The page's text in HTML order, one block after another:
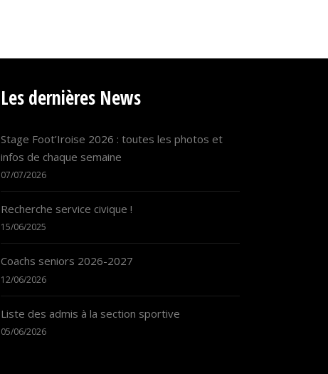
Les dernières News
Stage Foot’Iroise 2026 : toutes les photos et
infos de chaque semaine
07/07/2026
Recherche service civique !
15/06/2025
Coachs seniors 2026-2027
12/06/2026
Liste des admis à la section sportive
05/06/2026